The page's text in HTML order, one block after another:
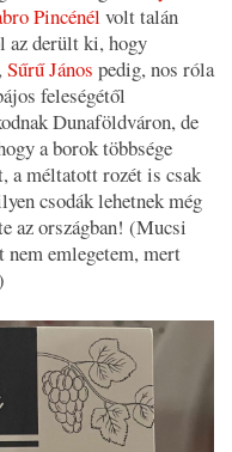
Pincénél volt talán
az derült ki, hogy
Sűrű János pedig, nos róla
feleségétől
Dunaföldváron, de
a borok többsége
a méltatott rozét is csak
csodák lehetnek még
az országban! (Mucsi
nem emlegetem, mert